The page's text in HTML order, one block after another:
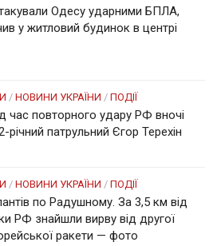
Одесу ударними БПЛА,
у житловий будинок в центрі
/ НОВИНИ УКРАЇНИ / ПОДІЇ
час повторного удару РФ вночі
річний патрульний Єгор Терехін
/ НОВИНИ УКРАЇНИ / ПОДІЇ
по Радушному. За 3,5 км від
РФ знайшли вирву від другої
ракети — фото